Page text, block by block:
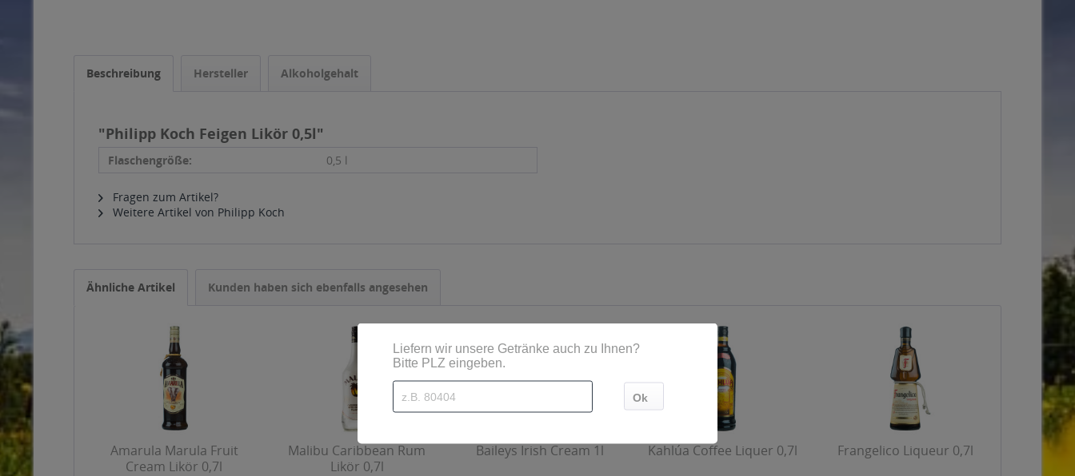
Beschreibung Hersteller Alkoholgehalt
"Philipp Koch Feigen Likör 0,5l"
Flaschengröße: 0,5 l
Fragen zum Artikel?
Weitere Artikel von Philipp Koch
Ähnliche Artikel Kunden haben sich ebenfalls angesehen
Amarula Marula Fruit
Cream Likör 0,7l
Malibu Caribbean Rum
Likör 0,7l
Baileys Irish Cream 1l Kahlúa Coffee Liquer 0,7l Frangelico Liqueur 0,7l